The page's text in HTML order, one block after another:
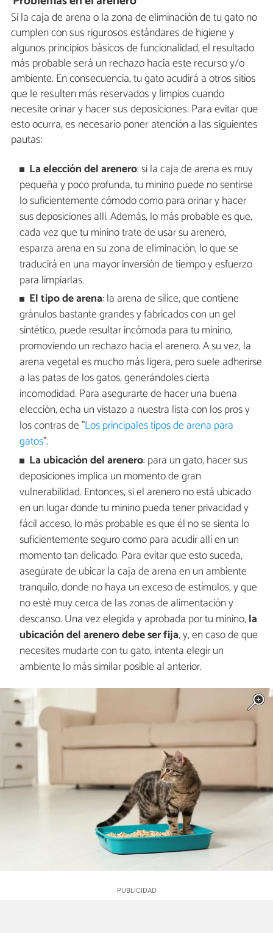
Si la caja de arena o la zona de eliminación de tu gato no
cumplen con sus rigurosos estándares de higiene y
algunos principios básicos de funcionalidad, el resultado
más probable será un rechazo hacia este recurso y/o
ambiente. En consecuencia, tu gato acudirá a otros sitios
que le resulten más reservados y limpios cuando
necesite orinar y hacer sus deposiciones. Para evitar que
esto ocurra, es necesario poner atención a las siguientes
pautas:
La elección del arenero: si la caja de arena es muy
pequeña y poco profunda, tu minino puede no sentirse
lo suficientemente cómodo como para orinar y hacer
sus deposiciones allí. Además, lo más probable es que,
cada vez que tu minino trate de usar su arenero,
esparza arena en su zona de eliminación, lo que se
traducirá en una mayor inversión de tiempo y esfuerzo
para limpiarlas.
El tipo de arena: la arena de sílice, que contiene
gránulos bastante grandes y fabricados con un gel
sintético, puede resultar incómoda para tu minino,
promoviendo un rechazo hacia el arenero. A su vez, la
arena vegetal es mucho más ligera, pero suele adherirse
a las patas de los gatos, generándoles cierta
incomodidad. Para asegurarte de hacer una buena
elección, echa un vistazo a nuestra lista con los pros y
los contras de "Los principales tipos de arena para
gatos".
La ubicación del arenero: para un gato, hacer sus
deposiciones implica un momento de gran
vulnerabilidad. Entonces, si el arenero no está ubicado
en un lugar donde tu minino pueda tener privacidad y
fácil acceso, lo más probable es que él no se sienta lo
suficientemente seguro como para acudir allí en un
momento tan delicado. Para evitar que esto suceda,
asegúrate de ubicar la caja de arena en un ambiente
tranquilo, donde no haya un exceso de estímulos, y que
no esté muy cerca de las zonas de alimentación y
descanso. Una vez elegida y aprobada por tu minino,la
ubicación del arenero debe ser fija, y, en caso de que
necesites mudarte con tu gato, intenta elegir un
ambiente lo más similar posible al anterior.